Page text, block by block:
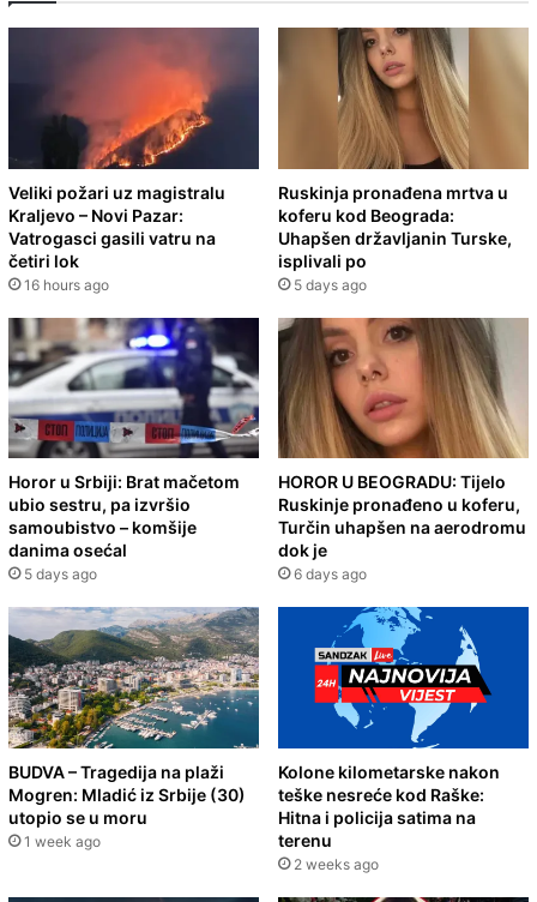
Veliki požari uz magistralu
Kraljevo – Novi Pazar:
Vatrogasci gasili vatru na
četiri lok
16 hours ago
Ruskinja pronađena mrtva u
koferu kod Beograda:
Uhapšen državljanin Turske,
isplivali po
5 days ago
Horor u Srbiji: Brat mačetom
ubio sestru, pa izvršio
samoubistvo – komšije
danima osećal
5 days ago
HOROR U BEOGRADU: Tijelo
Ruskinje pronađeno u koferu,
Turčin uhapšen na aerodromu
dok je
6 days ago
BUDVA – Tragedija na plaži
Mogren: Mladić iz Srbije (30)
utopio se u moru
1 week ago
Kolone kilometarske nakon
teške nesreće kod Raške:
Hitna i policija satima na
terenu
2 weeks ago